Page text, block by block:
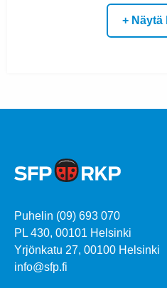
+ Näytä
Puhelin (09) 693 070
PL 430, 00101 Helsinki
Yrjönkatu 27, 00100 Helsinki
info@sfp.fi